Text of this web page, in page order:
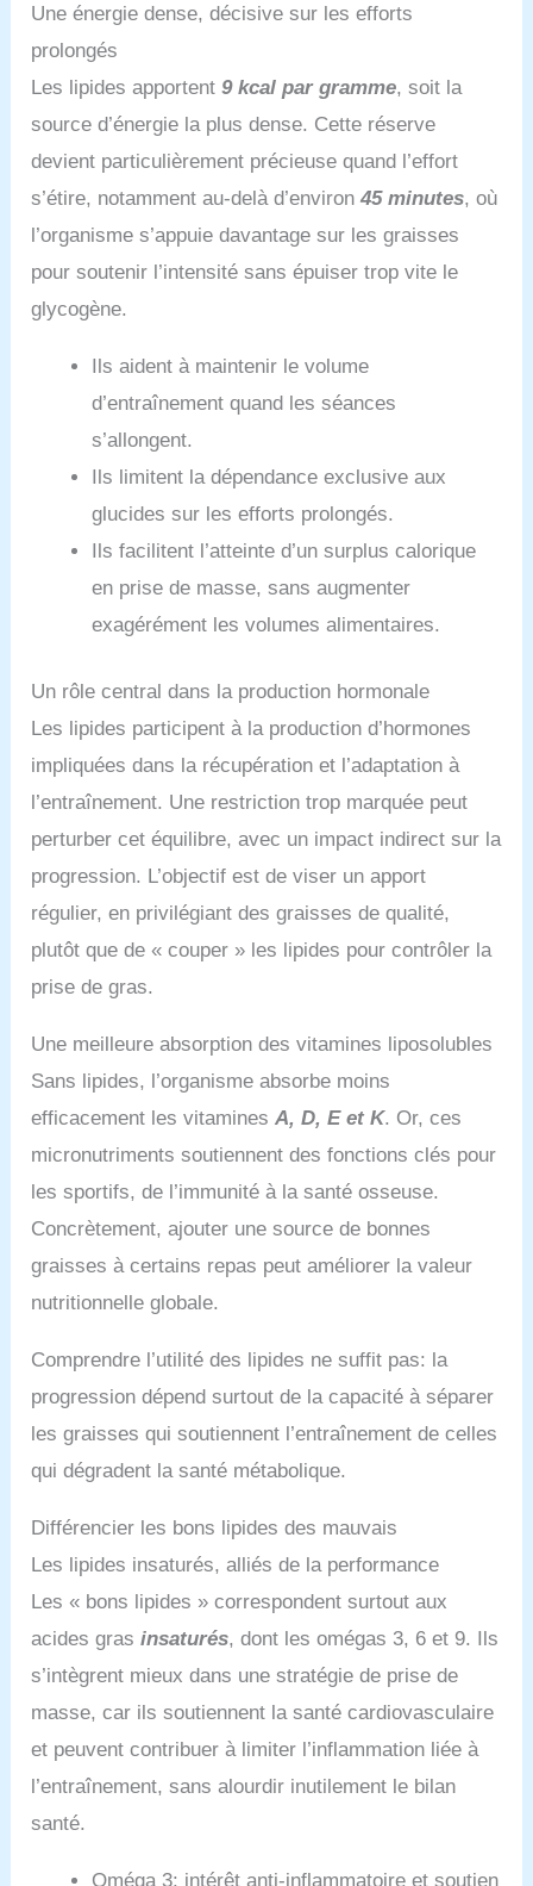
Une énergie dense, décisive sur les efforts
prolongés
Les lipides apportent9 kcal par gramme, soit la
source d’énergie la plus dense. Cette réserve
devient particulièrement précieuse quand l’effort
s’étire, notamment au-delà d’environ45 minutes, où
l’organisme s’appuie davantage sur les graisses
pour soutenir l’intensité sans épuiser trop vite le
glycogène.
Ils aident à maintenir le volume
d’entraînement quand les séances
s’allongent.
Ils limitent la dépendance exclusive aux
glucides sur les efforts prolongés.
Ils facilitent l’atteinte d’un surplus calorique
en prise de masse, sans augmenter
exagérément les volumes alimentaires.
Un rôle central dans la production hormonale
Les lipides participent à la production d’hormones
impliquées dans la récupération et l’adaptation à
l’entraînement. Une restriction trop marquée peut
perturber cet équilibre, avec un impact indirect sur la
progression. L’objectif est de viser un apport
régulier, en privilégiant des graisses de qualité,
plutôt que de « couper » les lipides pour contrôler la
prise de gras.
Une meilleure absorption des vitamines liposolubles
Sans lipides, l’organisme absorbe moins
efficacement les vitaminesA, D, E et K. Or, ces
micronutriments soutiennent des fonctions clés pour
les sportifs, de l’immunité à la santé osseuse.
Concrètement, ajouter une source de bonnes
graisses à certains repas peut améliorer la valeur
nutritionnelle globale.
Comprendre l’utilité des lipides ne suffit pas: la
progression dépend surtout de la capacité à séparer
les graisses qui soutiennent l’entraînement de celles
qui dégradent la santé métabolique.
Différencier les bons lipides des mauvais
Les lipides insaturés, alliés de la performance
Les « bons lipides » correspondent surtout aux
acides grasinsaturés, dont les omégas 3, 6 et 9. Ils
s’intègrent mieux dans une stratégie de prise de
masse, car ils soutiennent la santé cardiovasculaire
et peuvent contribuer à limiter l’inflammation liée à
l’entraînement, sans alourdir inutilement le bilan
santé.
Oméga 3: intérêt anti-inflammatoire et soutien